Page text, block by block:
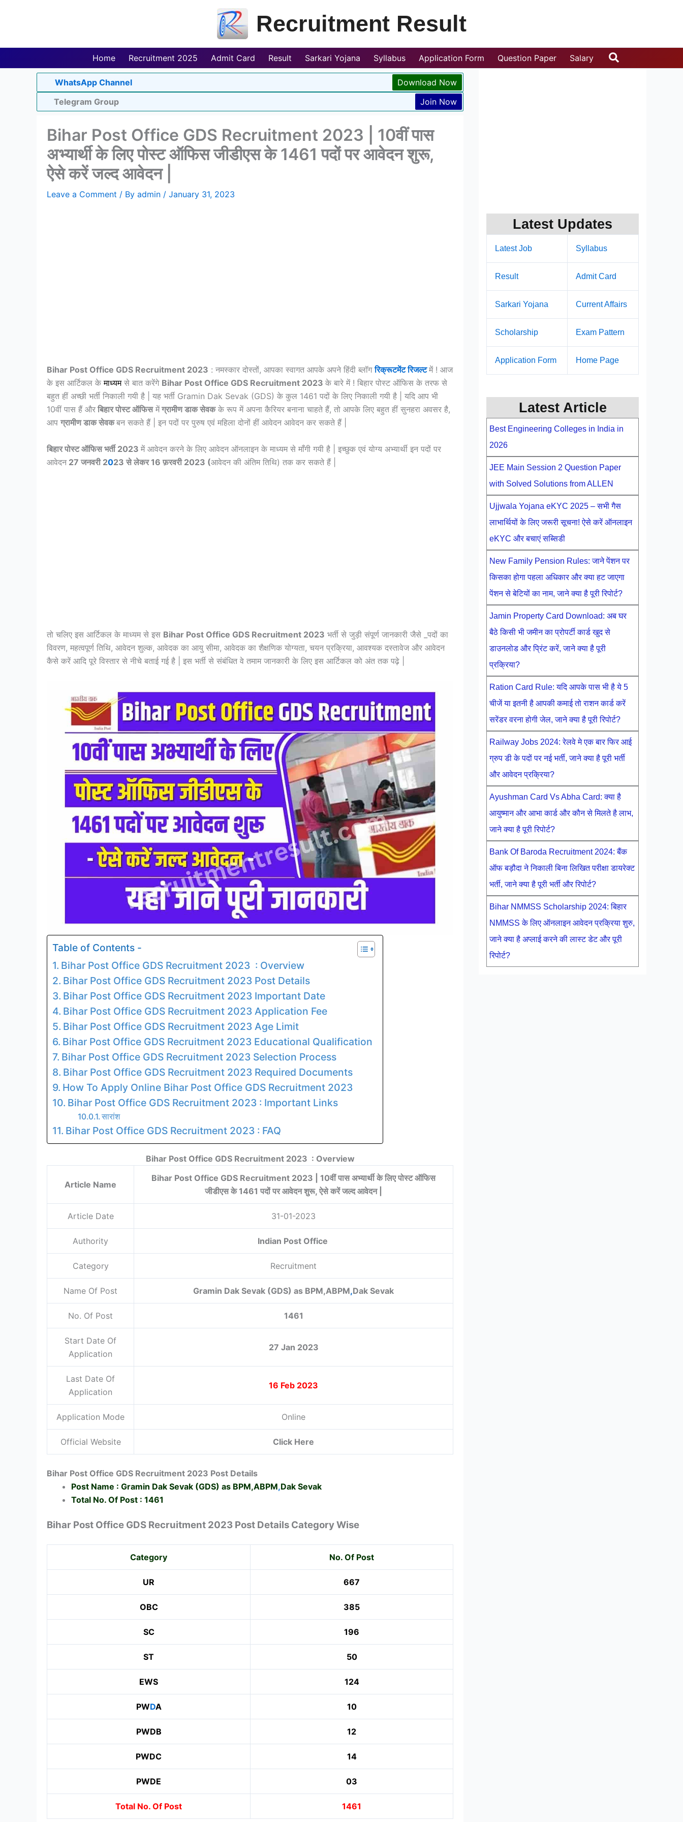
Recruitment Result
Home Recruitment 2025 Admit Card Result Sarkari Yojana Syllabus Application Form Question Paper Salary Search
WhatsApp Channel
Download Now
Telegram Group
Join Now
Bihar Post Office GDS Recruitment 2023 | 10वीं पास
अभ्यार्थी के लिए पोस्ट ऑफिस जीडीएस के 1461 पदों पर आवेदन शुरू,
ऐसे करें जल्द आवेदन |
Leave a Comment / By admin / January 31, 2023
Bihar Post Office GDS Recruitment 2023 : नमस्कार दोस्तों, आपका स्वागत आपके अपने हिंदी ब्लॉगरिक्रूटमेंट रिजल्टमें ! आज
के इस आर्टिकल के माध्यम से बात करेंगे Bihar Post Office GDS Recruitment 2023 के बारे में ! बिहार पोस्ट ऑफिस के तरफ से
बहुत हीं अच्छी भर्ती निकाली गयी है | यह भर्ती Gramin Dak Sevak (GDS) के कुल 1461 पदों के लिए निकाली गयी है | यदि आप भी
10वीं पास हैं और बिहार पोस्ट ऑफिसमेंग्रामीण डाक सेवकके रूप में अपना कैरियर बनाना चाहते हैं, तो आपके लिए बहुत हीं सुनहरा अवसर है,
आप ग्रामीण डाक सेवकबन सकते हैं | इन पदों पर पुरुष एवं महिला दोनों हीं आवेदन आवेदन कर सकते हैं |
बिहार पोस्ट ऑफिस भर्ती 2023 में आवेदन करने के लिए आवेदन ऑनलाइन के माध्यम से माँगी गयी है | इच्छुक एवं योग्य अभ्यार्थी इन पदों पर
आवेदन27 जनवरी 2023 से लेकर 16 फ़रवरी 2023 (आवेदन की अंतिम तिथि) तक कर सकते हैं |
तो चलिए इस आर्टिकल के माध्यम से इस Bihar Post Office GDS Recruitment 2023 भर्ती से जुड़ी संपूर्ण जानकारी जैसे _पदों का
विवरण, महत्वपूर्ण तिथि, आवेदन शुल्क, आवेदक का आयु सीमा, आवेदक का शैक्षणिक योग्यता, चयन प्रक्रिया, आवश्यक दस्तावेज और आवेदन
कैसे करें आदि पूरे विस्तार से नीचे बताई गई है | इस भर्ती से संबंधित वे तमाम जानकारी के लिए इस आर्टिकल को अंत तक पढ़े |
Table of Contents -
Bihar Post Office GDS Recruitment 2023 : Overview
Bihar Post Office GDS Recruitment 2023 Post Details
Bihar Post Office GDS Recruitment 2023 Important Date
Bihar Post Office GDS Recruitment 2023 Application Fee
Bihar Post Office GDS Recruitment 2023 Age Limit
Bihar Post Office GDS Recruitment 2023 Educational Qualification
Bihar Post Office GDS Recruitment 2023 Selection Process
Bihar Post Office GDS Recruitment 2023 Required Documents
How To Apply Online Bihar Post Office GDS Recruitment 2023
Bihar Post Office GDS Recruitment 2023 : Important Links
सारांश
Bihar Post Office GDS Recruitment 2023 : FAQ
Bihar Post Office GDS Recruitment 2023 : Overview
Article Name
Bihar Post Office GDS Recruitment 2023 | 10वीं पास अभ्यार्थी के लिए पोस्ट ऑफिस
जीडीएस के 1461 पदों पर आवेदन शुरू, ऐसे करें जल्द आवेदन |
Article Date 31-01-2023
Authority Indian Post Office
Category Recruitment
Name Of Post Gramin Dak Sevak (GDS) as BPM,ABPM,Dak Sevak
No. Of Post 1461
Start Date Of
Application
27 Jan 2023
Last Date Of
Application
16 Feb 2023
Application Mode Online
Official Website Click Here
Bihar Post Office GDS Recruitment 2023 Post Details
Post Name : Gramin Dak Sevak (GDS) as BPM,ABPM,Dak Sevak
Total No. Of Post : 1461
Bihar Post Office GDS Recruitment 2023 Post Details Category Wise
Category No. Of Post
UR 667
OBC 385
SC 196
ST 50
EWS 124
PWDA 10
PWDB 12
PWDC 14
PWDE 03
Total No. Of Post 1461
Latest Updates
Latest Job Syllabus
Result Admit Card
Sarkari Yojana Current Affairs
Scholarship Exam Pattern
Application Form Home Page
Latest Article
Best Engineering Colleges in India in
2026
JEE Main Session 2 Question Paper
with Solved Solutions from ALLEN
Ujjwala Yojana eKYC 2025 – सभी गैस
लाभार्थियों के लिए जरूरी सूचना! ऐसे करें ऑनलाइन
eKYC और बचाएं सब्सिडी
New Family Pension Rules: जाने पेंशन पर
किसका होगा पहला अधिकार और क्या हट जाएगा
पेंशन से बेटियों का नाम, जाने क्या है पूरी रिपोर्ट?
Jamin Property Card Download: अब घर
बैठे किसी भी जमीन का प्रोपर्टी कार्ड खुद से
डाउनलोड और प्रिंट करें, जाने क्या है पूरी
प्रक्रिया?
Ration Card Rule: यदि आपके पास भी है ये 5
चीजें या इतनी है आपकी कमाई तो राशन कार्ड करें
सरेंडर वरना होगी जेल, जाने क्या है पूरी रिपोर्ट?
Railway Jobs 2024: रेलवे मे एक बार फिर आई
ग्रुप डी के पदों पर नई भर्ती, जाने क्या है पूरी भर्ती
और आवेदन प्रक्रिया?
Ayushman Card Vs Abha Card: क्या है
आयुष्मान और आभा कार्ड और कौन से मिलते है लाभ,
जाने क्या है पूरी रिपोर्ट?
Bank Of Baroda Recruitment 2024: बैंक
ऑफ बड़ौदा ने निकाली बिना लिखित परीक्षा डायरेक्ट
भर्ती, जाने क्या है पूरी भर्ती और रिपोर्ट?
Bihar NMMSS Scholarship 2024: बिहार
NMMSS के लिए ऑनलाइन आवेदन प्रक्रिया शुरु,
जाने क्या है अप्लाई करने की लास्ट डेट और पूरी
रिपोर्ट?